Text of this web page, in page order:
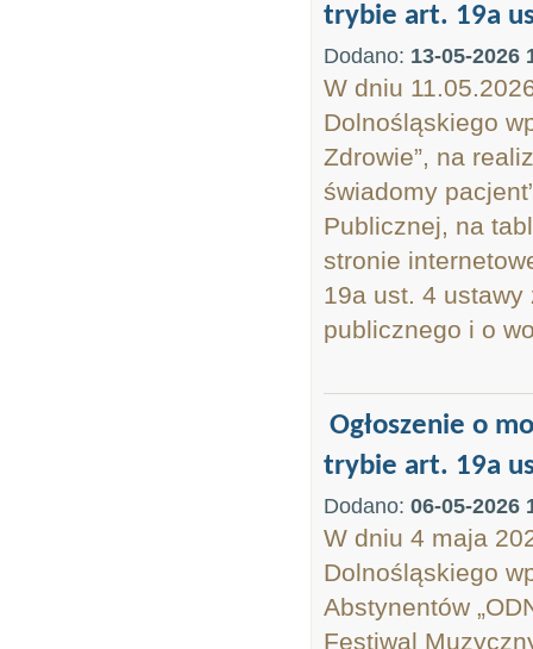
trybie art. 19a
Dodano: 13-05-2026
W dniu
Dolnośląskiego
Zdrowie”, na
świadomy
Publicznej, na
stronie
19a ust. 4 ustawy
publicznego i o
Ogłoszenie o
trybie art. 19a
Dodano: 06-05-2026
W dniu 4 maja
Dolnośląskiego
Abstynentów
Festiwal